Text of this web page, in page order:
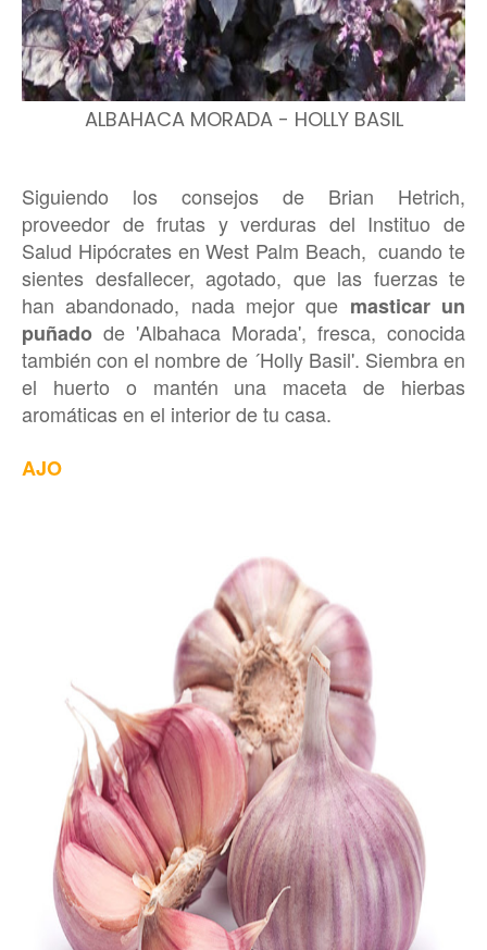
ALBAHACA MORADA - HOLLY BASIL
Siguiendo los consejos de Brian Hetrich,
proveedor de frutas y verduras del Instituo de
Salud Hipócrates en West Palm Beach, cuando te
sientes desfallecer, agotado, que las fuerzas te
han abandonado, nada mejor que masticar un
puñado de 'Albahaca Morada', fresca, conocida
también con el nombre de ´Holly Basil'. Siembra en
el huerto o mantén una maceta de hierbas
aromáticas en el interior de tu casa.
AJO